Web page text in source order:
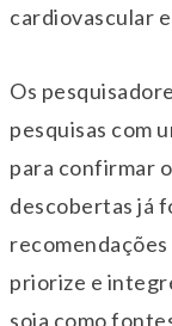
cardiovascular
Os
pesquisas com
para confirmar
descobertas já
priorize e
soja como